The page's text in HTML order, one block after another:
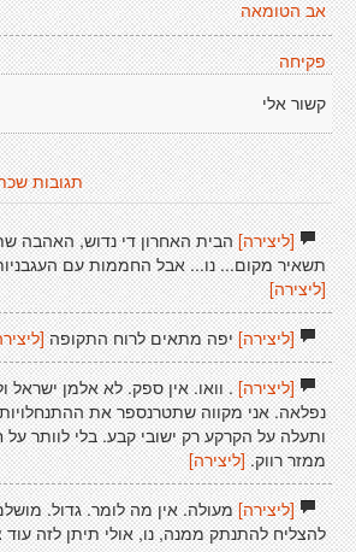
אב הטומאה
פקיחה
קשור אלי
תגובות
[ליצירה]הבית האחרון די נדוש, האהבה
תשאיר מקום... נו... אבל החממות עם
[ליצירה]
[ליצירה]יפה מתאים לרוח התקופה
[ליצירה]. וואו. אין ספק. לא אלמן ישראל
נפלאה. אני מקווה שתטרנספר את
ותעלה על הקרקע רק ישובי קבע. בלי לוותר
ממזר רווק. [ליצירה]
[ליצירה]מעולה. אין מה לומר. גדול.
להצליח להתנתק ממנה, נו, אולי תיתן לזה